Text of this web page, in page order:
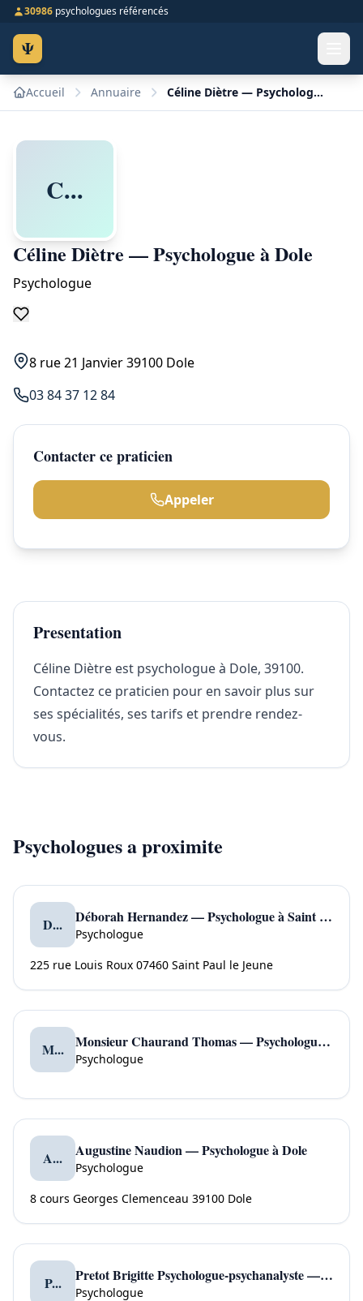
30986 psychologues référencés
Ψ
Accueil Annuaire Céline Diètre — Psychologue à Dole
C...
Céline Diètre — Psychologue à Dole
Psychologue
8 rue 21 Janvier 39100 Dole
03 84 37 12 84
Contacter ce praticien
Appeler
Presentation
Céline Diètre est psychologue à Dole, 39100.
Contactez ce praticien pour en savoir plus sur
ses spécialités, ses tarifs et prendre rendez-
vous.
Psychologues a proximite
D... Déborah Hernandez — Psychologue à Saint Paul le Jeune
Psychologue
225 rue Louis Roux 07460 Saint Paul le Jeune
M... Monsieur Chaurand Thomas — Psychologue à Ponteils et Brésis
Psychologue
A... Augustine Naudion — Psychologue à Dole
Psychologue
8 cours Georges Clemenceau 39100 Dole
P... Pretot Brigitte Psychologue-psychanalyste — Psychologue à Dole
Psychologue